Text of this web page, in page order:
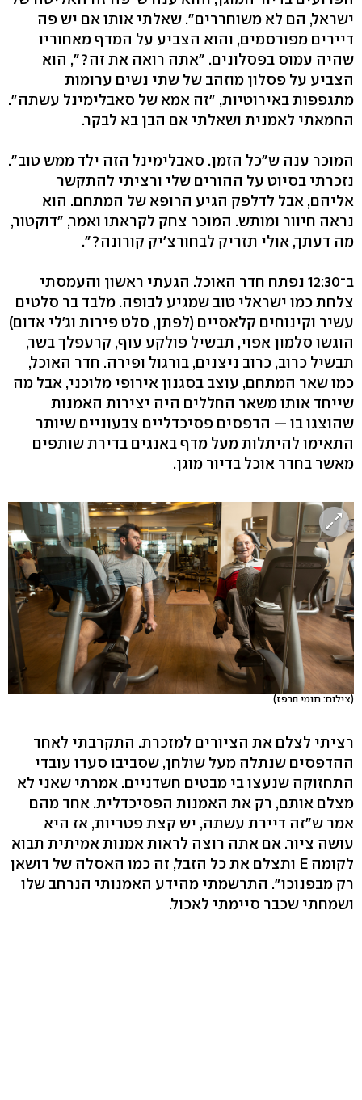
ישראל, הם לא משוחררים". שאלתי אותו אם יש פה
דיירים מפורסמים, והוא הצביע על המדף מאחוריו
שהיה עמוס בפסלונים. "אתה רואה את זה?", הוא
הצביע על פסלון מוזהב של שתי נשים ערומות
מתגפפות באירוטיות, "זה אמא של סאבלימינל עשתה".
החמאתי לאמנית ושאלתי אם הבן בא לבקר.
המוכר ענה ש"כל הזמן. סאבלימינל הזה ילד ממש טוב".
נזכרתי בסיוט על ההורים שלי ורציתי להתקשר
אליהם, אבל לדלפק הגיע הרופא של המתחם. הוא
נראה חיוור ומותש. המוכר צחק לקראתו ואמר, "דוקטור,
מה דעתך, אולי תזריק לבחורצ'יק קורונה?".
ב־12:30 נפתח חדר האוכל. הגעתי ראשון והעמסתי
צלחת כמו ישראלי טוב שמגיע לבופה. מלבד בר סלטים
עשיר וקינוחים קלאסיים (לפתן, סלט פירות וג'לי אדום)
הוגשו סלמון אפוי, תבשיל פולקע עוף, קרעפלך בשר,
תבשיל כרוב, כרוב ניצנים, בורגול ופירה. חדר האוכל,
כמו שאר המתחם, עוצב בסגנון אירופי מלוכני, אבל מה
שייחד אותו משאר החללים היה יצירות האמנות
שהוצגו בו — הדפסים פסיכדליים צבעוניים שיותר
התאימו להיתלות מעל מדף באנגים בדירת שותפים
מאשר בחדר אוכל בדיור מוגן.
(צילום: תומי הרפז)
רציתי לצלם את הציורים למזכרת. התקרבתי לאחד
ההדפסים שנתלה מעל שולחן, שסביבו סעדו עובדי
התחזוקה שנעצו בי מבטים חשדניים. אמרתי שאני לא
מצלם אותם, רק את האמנות הפסיכדלית. אחד מהם
אמר ש"זה דיירת עשתה, יש קצת פטריות, אז היא
עושה ציור. אם אתה רוצה לראות אמנות אמיתית תבוא
לקומה E ותצלם את כל הזבל, זה כמו האסלה של דושאן
רק מבפנוכו". התרשמתי מהידע האמנותי הנרחב שלו
ושמחתי שכבר סיימתי לאכול.